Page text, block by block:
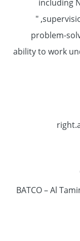
"problem-
ability to work
"BATCO – Al